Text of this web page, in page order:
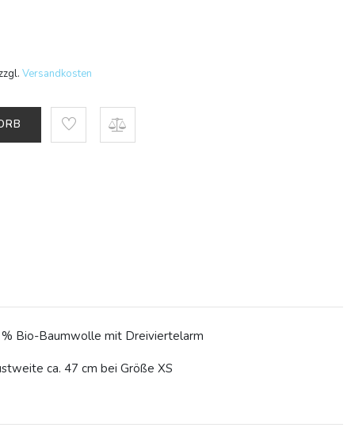
Versandkosten
% Bio-Baumwolle mit Dreiviertelarm
ca. 47 cm bei Größe XS